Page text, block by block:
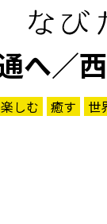
へ／
楽しむ 癒す 世